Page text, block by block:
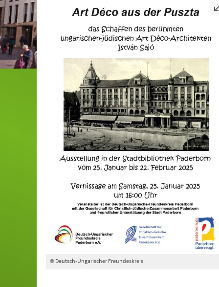
© Deutsch-Ungarischer Freundeskreis